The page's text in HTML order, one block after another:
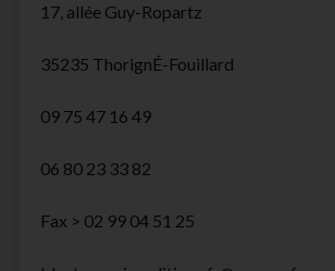
17, allée Guy-Ropartz
35235 ThorignÉ-Fouillard
09 75 47 16 49
06 80 23 33 82
Fax > 02 99 04 51 25